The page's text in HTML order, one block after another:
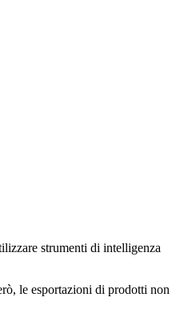
strumenti di intelligenza
le esportazioni di prodotti non